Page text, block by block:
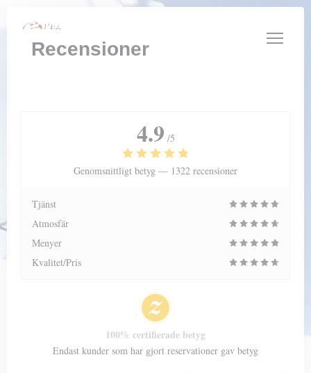
Recensioner
4.9 /5
Genomsnittligt betyg — 1322 recensioner
Tjänst
Atmosfär
Menyer
Kvalitet/Pris
100% certifierade betyg
Endast kunder som har gjort reservationer gav betyg